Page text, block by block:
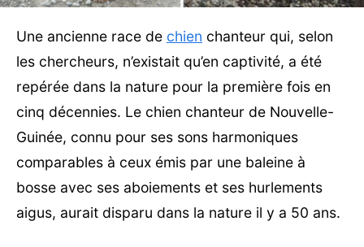
Une ancienne race de chien chanteur qui, selon
les chercheurs, n’existait qu’en captivité, a été
repérée dans la nature pour la première fois en
cinq décennies. Le chien chanteur de Nouvelle-
Guinée, connu pour ses sons harmoniques
comparables à ceux émis par une baleine à
bosse avec ses aboiements et ses hurlements
aigus, aurait disparu dans la nature il y a 50 ans.